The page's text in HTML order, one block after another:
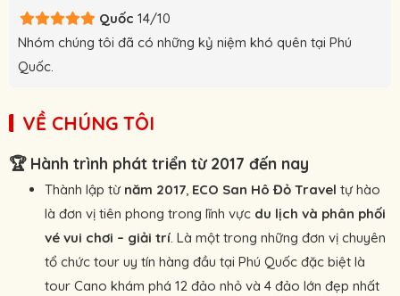
Quốc 14/10
Nhóm chúng tôi đã có những kỷ niệm khó quên tại Phú
Quốc.
VỀ CHÚNG TÔI
🏆 Hành trình phát triển từ 2017 đến nay
Thành lập từ năm 2017, ECO San Hô Đỏ Travel tự hào
là đơn vị tiên phong trong lĩnh vực du lịch và phân phối
vé vui chơi – giải trí. Là một trong những đơn vị chuyên
tổ chức tour uy tín hàng đầu tại Phú Quốc đặc biệt là
tour Cano khám phá 12 đảo nhỏ và 4 đảo lớn đẹp nhất